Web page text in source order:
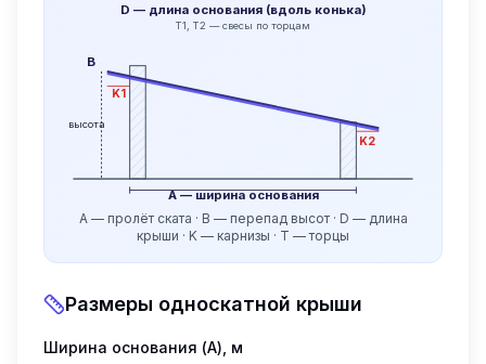
D — длина основания (вдоль конька)
T1, T2 — свесы по торцам
B
высота
A — ширина основания
K1
K2
A — пролёт ската · B — перепад высот · D — длина
крыши · K — карнизы · T — торцы
Размеры односкатной крыши
Ширина основания (A), м